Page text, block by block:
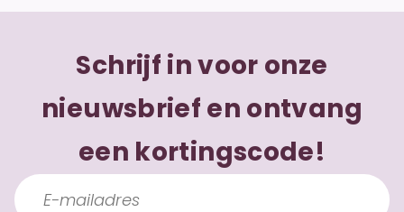
Schrijf in voor onze
nieuwsbrief en ontvang
een kortingscode!